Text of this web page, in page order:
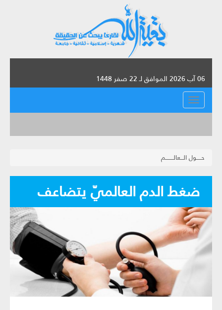
06 آب 2026 الموافق لـ 22 صفر 1448
القائمة
حـــــول الـــعالــــــــم
ضغط الدم العالميّ يتضاعف